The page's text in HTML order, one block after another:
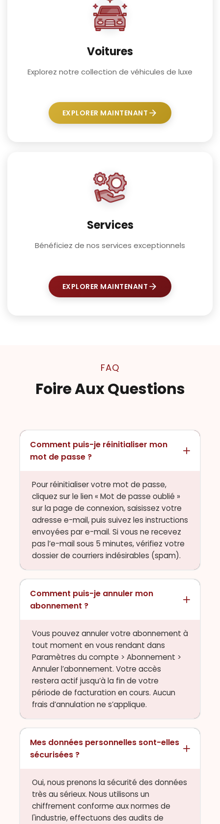
Voitures
Explorez notre collection de véhicules de luxe
EXPLORER MAINTENANT
Services
Bénéficiez de nos services exceptionnels
EXPLORER MAINTENANT
FAQ
Foire Aux Questions
Comment puis-je réinitialiser mon
mot de passe ?
Pour réinitialiser votre mot de passe,
cliquez sur le lien « Mot de passe oublié »
sur la page de connexion, saisissez votre
adresse e-mail, puis suivez les instructions
envoyées par e-mail. Si vous ne recevez
pas l’e-mail sous 5 minutes, vérifiez votre
dossier de courriers indésirables (spam).
Comment puis-je annuler mon
abonnement ?
Vous pouvez annuler votre abonnement à
tout moment en vous rendant dans
Paramètres du compte > Abonnement >
Annuler l’abonnement. Votre accès
restera actif jusqu’à la fin de votre
période de facturation en cours. Aucun
frais d’annulation ne s’applique.
Mes données personnelles sont-elles
sécurisées ?
Oui, nous prenons la sécurité des données
très au sérieux. Nous utilisons un
chiffrement conforme aux normes de
l'industrie, effectuons des audits de